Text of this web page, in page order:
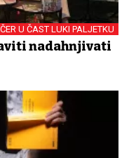
U ČAST LUKI PALJETKU
nadahnjivati